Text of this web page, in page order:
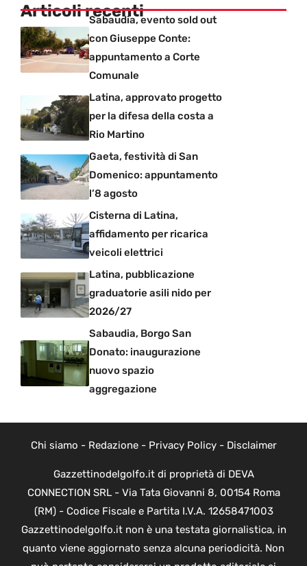
Articoli recentiSabaudia, evento sold out
con Giuseppe Conte:
appuntamento a Corte
Comunale
Latina, approvato progetto
per la difesa della costa a
Rio Martino
Gaeta, festività di San
Domenico: appuntamento
l’8 agosto
Cisterna di Latina,
affidamento per ricarica
veicoli elettrici
Latina, pubblicazione
graduatorie asili nido per
2026/27
Sabaudia, Borgo San
Donato: inaugurazione
nuovo spazio
aggregazione
Chi siamo - Redazione- Privacy Policy- Disclaimer
Gazzettinodelgolfo.it di proprietà di DEVA
CONNECTION SRL - Via Tata Giovanni 8, 00154 Roma
(RM) - Codice Fiscale e Partita I.V.A. 12658471003
Gazzettinodelgolfo.it non è una testata giornalistica, in
quanto viene aggiornato senza alcuna periodicità. Non